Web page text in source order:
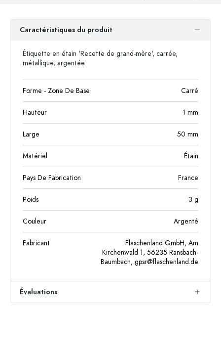
Caractéristiques du produit
Étiquette en étain 'Recette de grand-mère', carrée,
métallique, argentée
Forme - Zone De Base Carré
Hauteur 1 mm
Large 50 mm
Matériel Étain
Pays De Fabrication France
Poids 3 g
Couleur Argenté
Fabricant
Flaschenland GmbH, Am
Kirchenwald 1, 56235 Ransbach-
Baumbach, gpsr@flaschenland.de
Évaluations